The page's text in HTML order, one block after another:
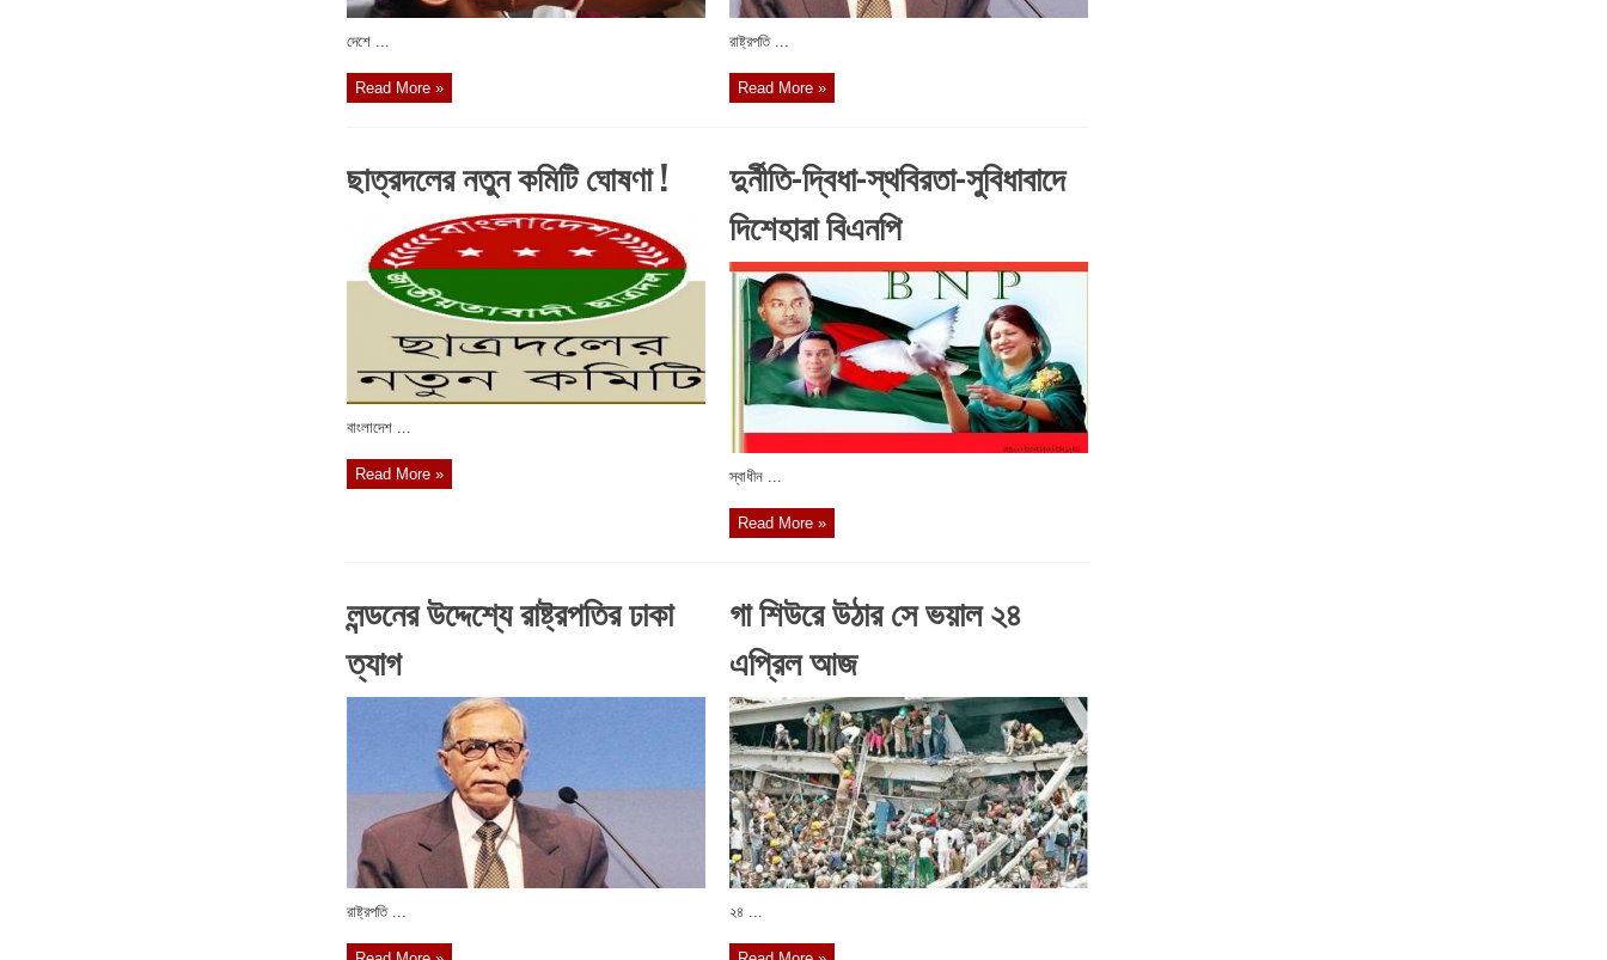
দেশে ...
Read More »
রাষ্ট্রপতি ...
Read More »
ছাত্রদলের নতুন কমিটি ঘোষণা !
বাংলাদেশ ...
Read More »
দুর্নীতি-দ্বিধা-স্থবিরতা-সুবিধাবাদে
দিশেহারা বিএনপি
স্বাধীন ...
Read More »
লন্ডনের উদ্দেশ্যে রাষ্ট্রপতির ঢাকা
ত্যাগ
রাষ্ট্রপতি ...
গা শিউরে উঠার সে ভয়াল ২৪
এপ্রিল আজ
২৪ ...